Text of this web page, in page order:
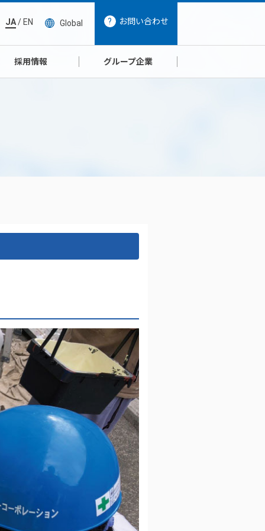
JA/ EN Global お問い合わせ
採用情報 グループ企業